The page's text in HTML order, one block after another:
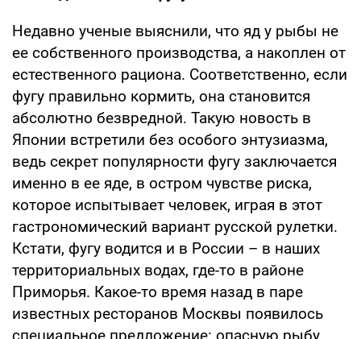
Недавно ученые выяснили, что яд у рыбы не
ее собственного производства, а накоплен от
естественного рациона. Соответственно, если
фугу правильно кормить, она становится
абсолютно безвредной. Такую новость в
Японии встретили без особого энтузиазма,
ведь секрет популярности фугу заключается
именно в ее яде, в остром чувстве риска,
которое испытывает человек, играя в этот
гастрономический вариант русской рулетки.
Кстати, фугу водится и в России – в наших
территориальных водах, где-то в районе
Приморья. Какое-то время назад в паре
известных ресторанов Москвы появилось
специальное предложение: опасную рыбу